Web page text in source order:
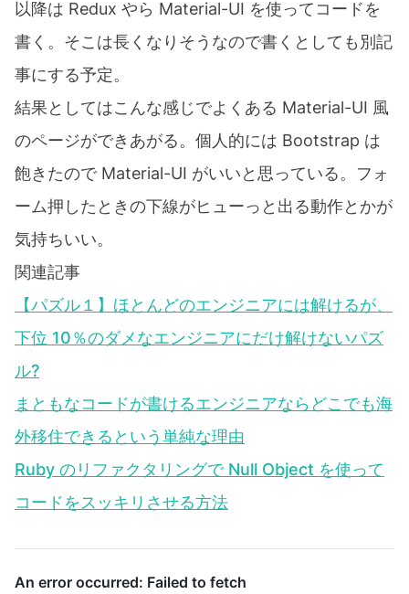
以降は Redux やら Material-UI を使ってコードを
書く。そこは長くなりそうなので書くとしても別記
事にする予定。
結果としてはこんな感じでよくある Material-UI 風
のページができあがる。個人的には Bootstrap は
飽きたので Material-UI がいいと思っている。フォ
ーム押したときの下線がヒューっと出る動作とかが
気持ちいい。
関連記事
【パズル１】ほとんどのエンジニアには解けるが、
下位 10％のダメなエンジニアにだけ解けないパズ
ル?
まともなコードが書けるエンジニアならどこでも海
外移住できるという単純な理由
Ruby のリファクタリングで Null Object を使って
コードをスッキリさせる方法